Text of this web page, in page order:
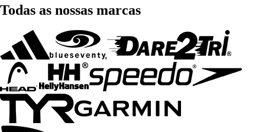
Todas as nossas marcas